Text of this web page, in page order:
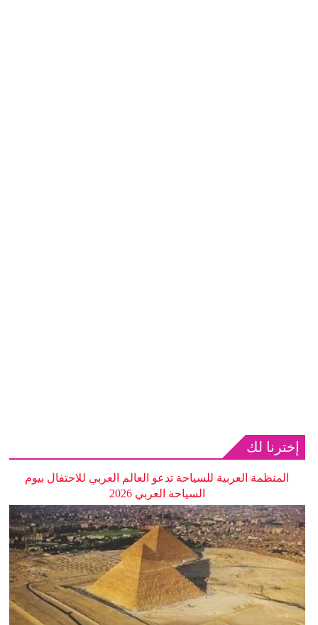
إخترنا لك
المنظمة العربية للسياحة تدعو العالم العربي للاحتفال بيوم
السياحة العربي 2026